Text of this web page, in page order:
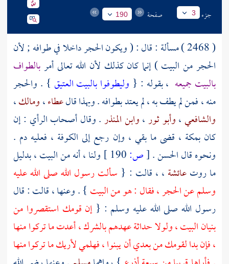
جزء 3 صفحة 190
( 2468 ) مسألة : قال : ( ويكون الحجر داخلا في طوافه ; لأن
الحجر من البيت ) إنما كان كذلك لأن الله تعالى أمربالطواف
بالبيت جميعه ، بقوله : { وليطوفوا بالبيت العتيق } . والحجر
منه ، فمن لم يطف به ، لم يعتد بطوافه . وبهذا قالعطاء،ومالك،
والشافعي،وأبو ثور،وابن المنذر. وقال أصحاب الرأي : إن
كانبمكة ، قضى ما بقي ، وإن رجع إلى الكوفة ، فعليه دم .
ونحوه قالالحسن.
[ص: ولنا ، أنه منالبيت، بدليل
ما روتعائشة ، ، قالت : { سألت رسول الله صلى الله عليه
وسلم عن الحجر ، فقال : هو من البيت } . وعنها ، قالت : قال
رسول الله صلى الله عليه وسلم : {إن قومك استقصروا من
بنيان البيت ، ولولا حداثة عهدهم بالشرك ، أعدت ما تركوا منها
، فإن بدا لقومك من بعدي أن يبنوا ، فهلمي لأريك ما تركوا منها